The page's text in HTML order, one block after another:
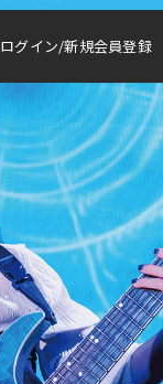
ログイン 新規会員登録